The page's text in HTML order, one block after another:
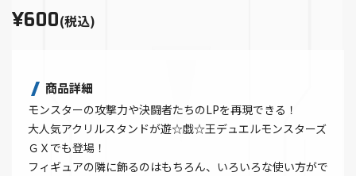
¥600(税込)
商品詳細
モンスターの攻撃力や決闘者たちのLPを再現できる！
大人気アクリルスタンドが遊☆戯☆王デュエルモンスターズ
ＧＸでも登場！
フィギュアの隣に飾るのはもちろん、いろいろな使い方がで